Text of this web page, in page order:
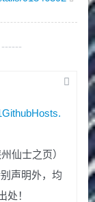
仙士之页）
声明外，均
处！